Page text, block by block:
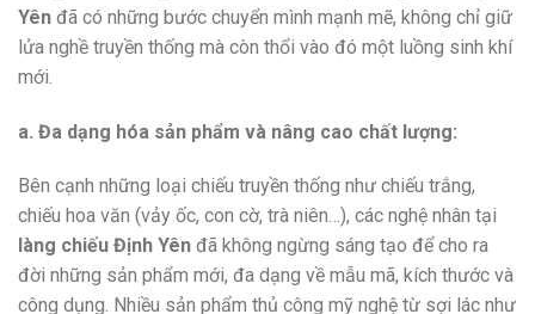
Yên đã có những bước chuyển mình mạnh mẽ, không chỉ giữ
lửa nghề truyền thống mà còn thổi vào đó một luồng sinh khí
mới.
a. Đa dạng hóa sản phẩm và nâng cao chất lượng:
Bên cạnh những loại chiếu truyền thống như chiếu trắng,
chiếu hoa văn (vảy ốc, con cờ, trà niên…), các nghệ nhân tại
làng chiếu Định Yên đã không ngừng sáng tạo để cho ra
đời những sản phẩm mới, đa dạng về mẫu mã, kích thước và
công dụng. Nhiều sản phẩm thủ công mỹ nghệ từ sợi lác như